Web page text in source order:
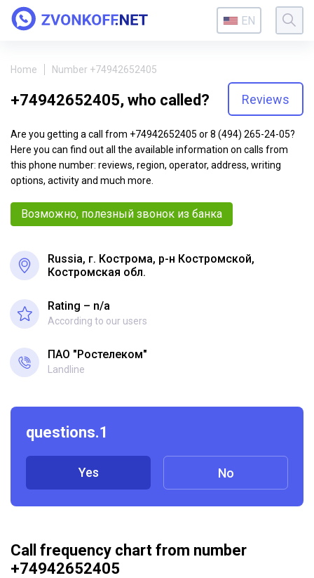
EN
Home Number +74942652405
+74942652405, who called? Reviews
Are you getting a call from +74942652405 or 8 (494) 265-24-05?
Here you can find out all the available information on calls from
this phone number: reviews, region, operator, address, writing
options, activity and much more.
Возможно, полезный звонок из банка
Russia, г. Кострома, р-н Костромской,
Костромская обл.
Rating – n/a
According to our users
ПАО "Ростелеком"
Landline
questions.1
Yes No
Call frequency chart from number
+74942652405